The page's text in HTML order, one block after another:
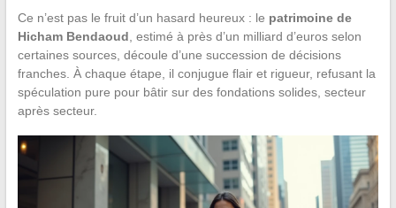
Ce n’est pas le fruit d’un hasard heureux : le patrimoine de
Hicham Bendaoud , estimé à près d’un milliard d’euros selon
certaines sources, découle d’une succession de décisions
franches. À chaque étape, il conjugue flair et rigueur, refusant la
spéculation pure pour bâtir sur des fondations solides, secteur
après secteur.